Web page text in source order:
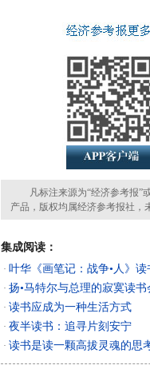
凡标注来源为“经济参考报”或
产品，版权均属经济参考报社，
集成阅读：
· 叶华《画笔记：战争•人》读
· 扬•马特尔与总理的寂寞读书
· 读书应成为一种生活方式
· 夜半读书：追寻片刻安宁
· 读书是读一颗高拔灵魂的思